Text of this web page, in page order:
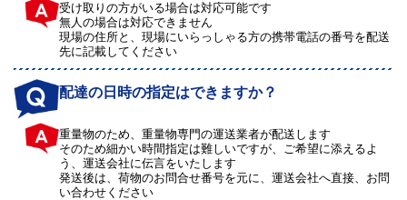
受け取りの方がいる場合は対応可能です
無人の場合は対応できません
現場の住所と、現場にいらっしゃる方の携帯電話の番号を配送
先に記載してください
配達の日時の指定はできますか？
重量物のため、重量物専門の運送業者が配送します
そのため細かい時間指定は難しいですが、ご希望に添えるよ
う、運送会社に伝言をいたします
発送後は、荷物のお問合せ番号を元に、運送会社へ直接、お問
い合わせください